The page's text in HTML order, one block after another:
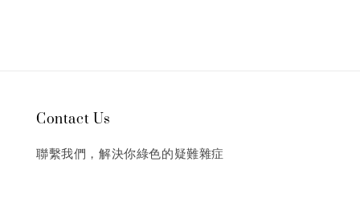
Contact Us
聯繫我們，解決你綠色的疑難雜症